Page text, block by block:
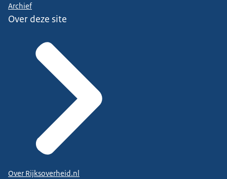
Archief
Over deze site
Over Rijksoverheid.nl